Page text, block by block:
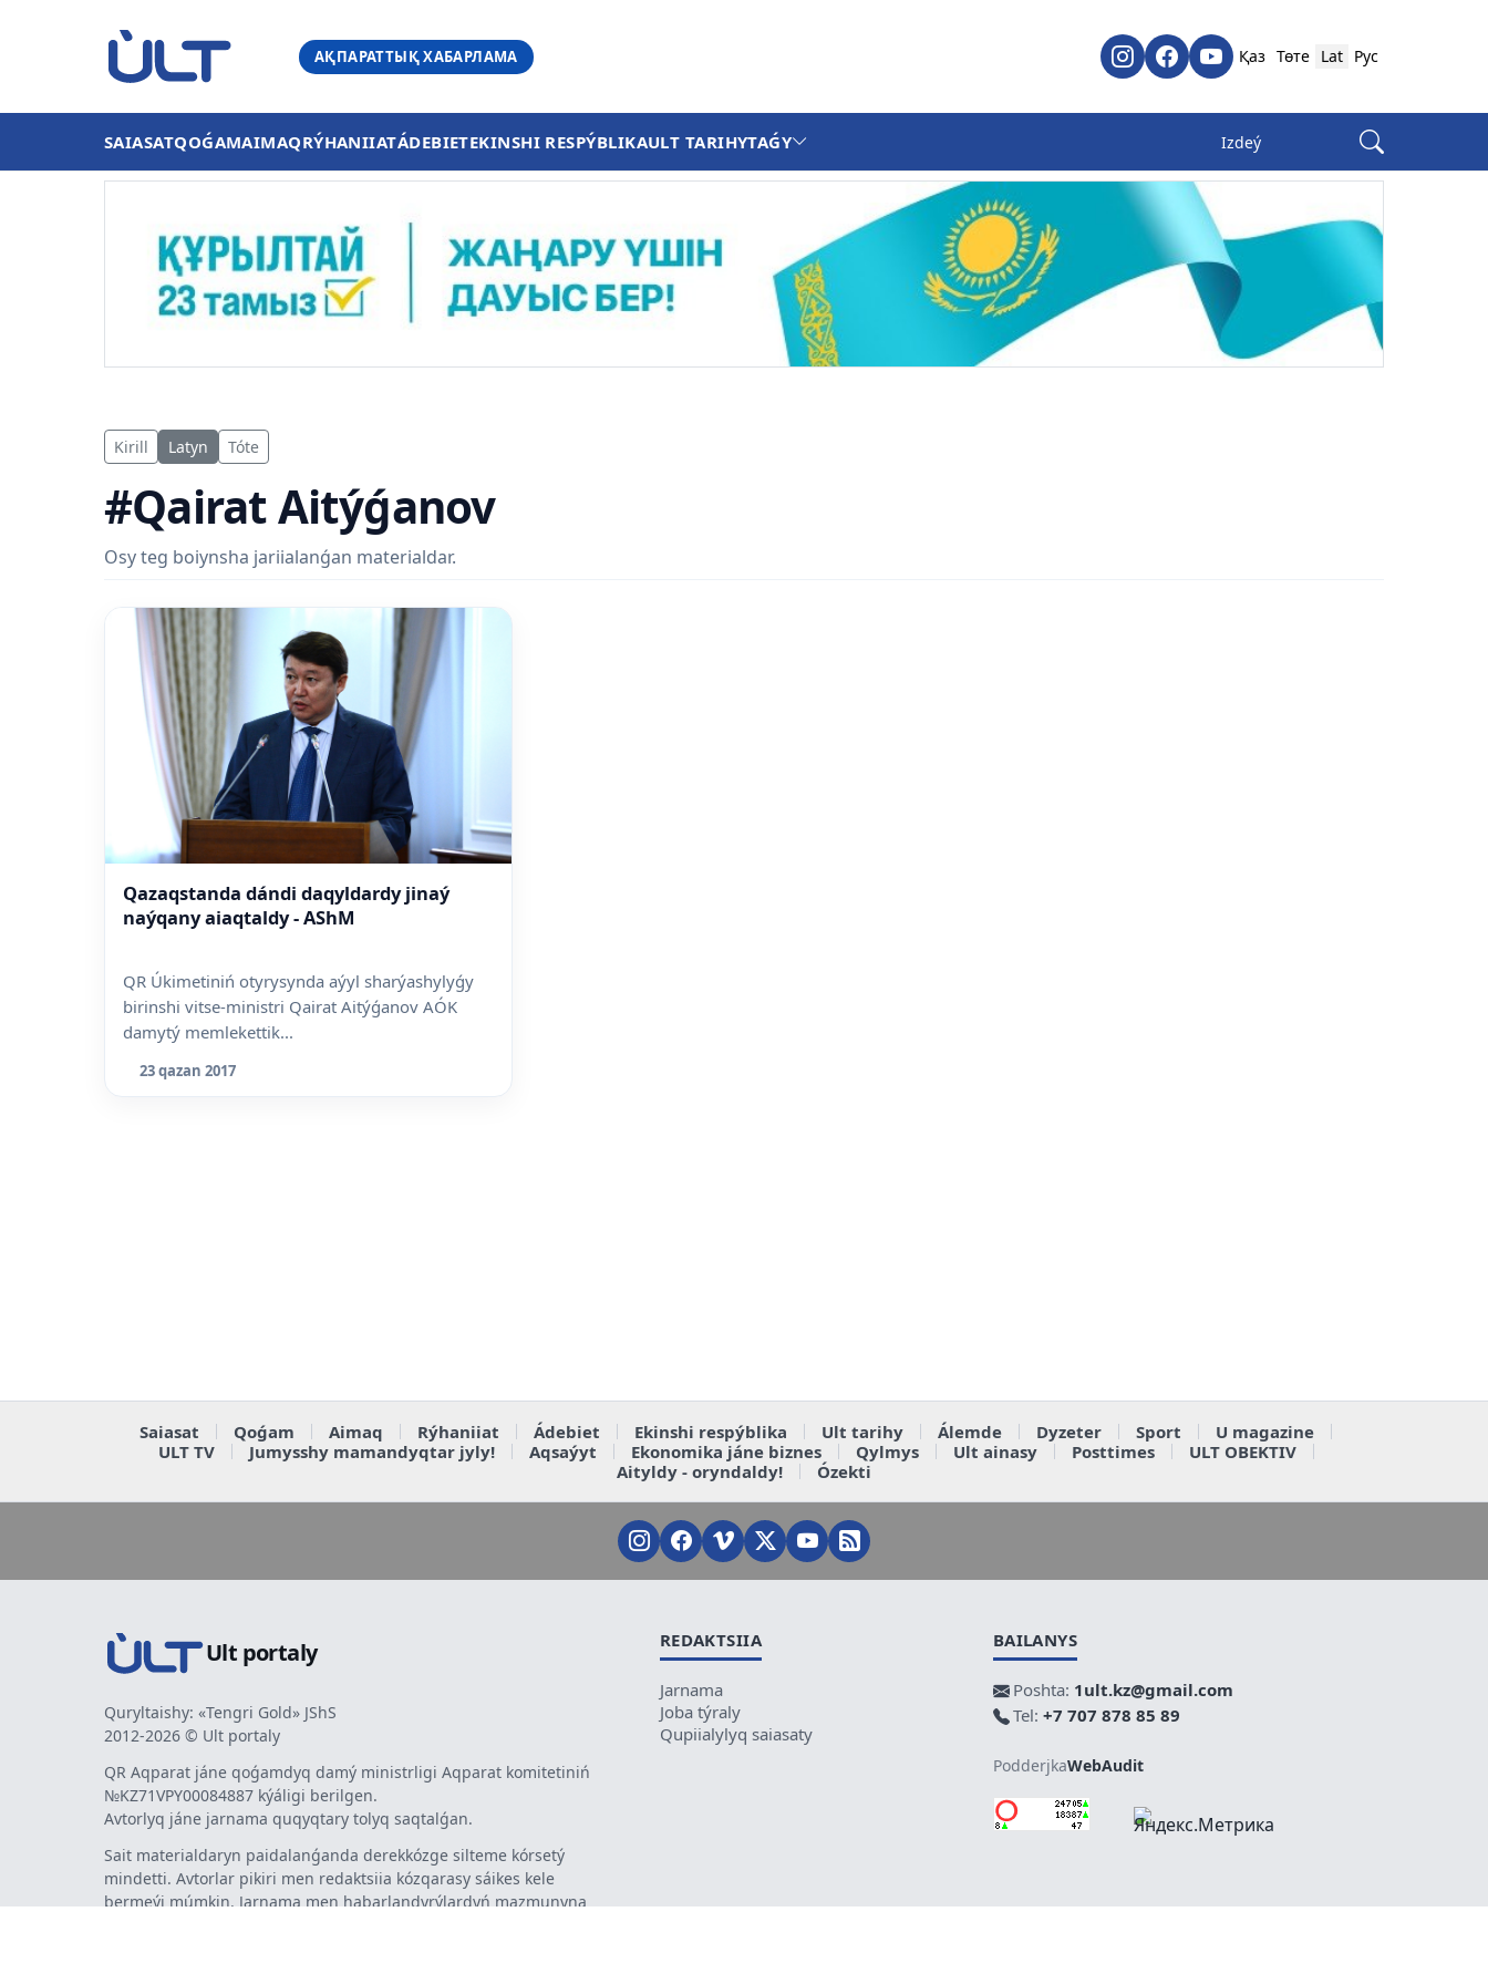
АҚПАРАТТЫҚ ХАБАРЛАМА Қаз Төте Lat Рус
SAIASATQOǴAMAIMAQRÝHANIIATÁDEBIETEKINSHI RESPÝBLIKAULT TARIHYTAǴY
Kirill Latyn Tóte
#Qairat Aitýǵanov
Osy teg boiynsha jariialanǵan materialdar.
Qazaqstanda dándi daqyldardy jinaý
naýqany aiaqtaldy - AShM
QR Úkimetiniń otyrysynda aýyl sharýashylyǵy
birinshi vitse-ministri Qairat Aitýǵanov AÓK
damytý memlekettik...
23 qazan 2017
Saiasat Qoǵam Aimaq Rýhaniiat Ádebiet Ekinshi respýblika Ult tarihy Álemde Dyzeter Sport
U magazine
ULT TV
Jumysshy mamandyqtar jyly! Aqsaýyt Ekonomika jáne biznes Qylmys Ult ainasy Posttimes
ULT OBEKTIV
Aityldy - oryndaldy!
Ózekti
Ult portaly
Quryltaishy: «Tengri Gold» JShS
2012-2026 © Ult portaly
QR Aqparat jáne qoǵamdyq damý ministrligi Aqparat komitetiniń
№KZ71VPY00084887 kýáligi berilgen.
Avtorlyq jáne jarnama quqyqtary tolyq saqtalǵan.
Sait materialdaryn paidalanǵanda derekkózge silteme kórsetý
mindetti. Avtorlar pikiri men redaktsiia kózqarasy sáikes kele
bermeýi múmkin. Jarnama men habarlandyrýlardyń mazmunyna
REDAKTSIIA
Jarnama
Joba týraly
Qupiialylyq saiasaty
BAILANYS
Poshta: 1ult.kz@gmail.com
Tel: +7 707 878 85 89
PodderjkaWebAudit